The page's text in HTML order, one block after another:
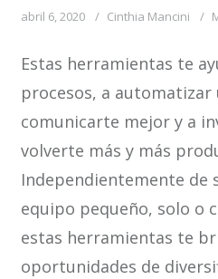
abril 6, 2020 Cinthia Mancini
Estas herramientas te
procesos, a
comunicarte mejor y a
volverte más y más
Independientemente de
equipo pequeño, solo o
estas herramientas te
oportunidades de